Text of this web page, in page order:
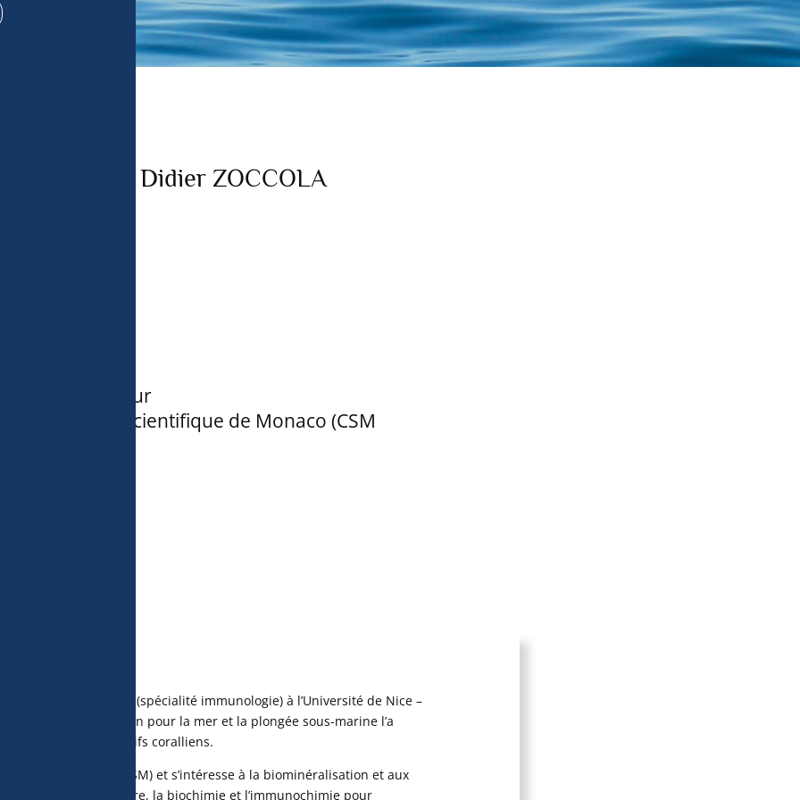
de
utiliser des
Didier ZOCCOLA
Chercheur
Centre Scientifique de Monaco (CSM
en sciences de la vie (spécialité immunologie) à l’Université de Nice –
de Nice. Sa passion pour la mer et la plongée sous-marine l’a
et la science des récifs coralliens.
de Monaco (CSM) et s’intéresse à la biominéralisation et aux
la biologie moléculaire, la biochimie et l’immunochimie pour